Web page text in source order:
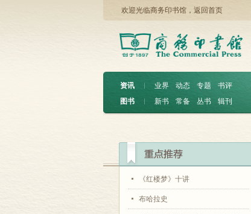
欢迎光临商务印书馆， 返回首页
资讯 ︱ 业界 动态 专题
书评
图书
︱ 新书 常备 丛书 辑刊
《红楼梦》十讲
布哈拉史